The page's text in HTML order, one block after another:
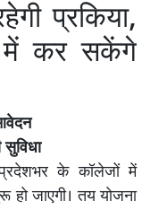
प्रकिया,
में कर सकेंगे
के कॉलेजों में
जाएगी। तय योजना